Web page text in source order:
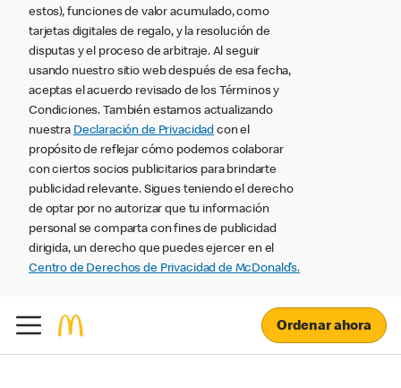
estos), funciones de valor acumulado, como
tarjetas digitales de regalo, y la resolución de
disputas y el proceso de arbitraje. Al seguir
usando nuestro sitio web después de esa fecha,
aceptas el acuerdo revisado de los Términos y
Condiciones. También estamos actualizando
nuestra Declaración de Privacidad con el
propósito de reflejar cómo podemos colaborar
con ciertos socios publicitarios para brindarte
publicidad relevante. Sigues teniendo el derecho
de optar por no autorizar que tu información
personal se comparta con fines de publicidad
dirigida, un derecho que puedes ejercer en el
Centro de Derechos de Privacidad de McDonald’s.
Ordenar ahora